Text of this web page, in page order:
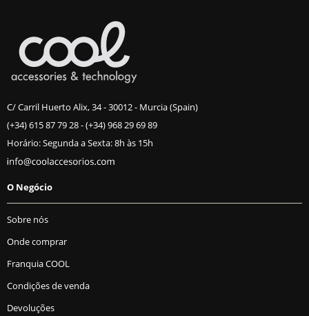
C/ Carril Huerto Alix, 34 - 30012 - Murcia (Spain)
(+34) 615 87 79 28-(+34) 968 29 69 89
Horário: Segunda a Sexta: 8h às 15h
O Negócio
Sobre nós
Onde comprar
Franquia COOL
Condições de venda
Devoluções